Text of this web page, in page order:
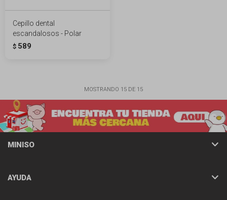
Cepillo dental
escandalosos - Polar
$ 589
MOSTRANDO 15 DE 15
MINISO
AYUDA